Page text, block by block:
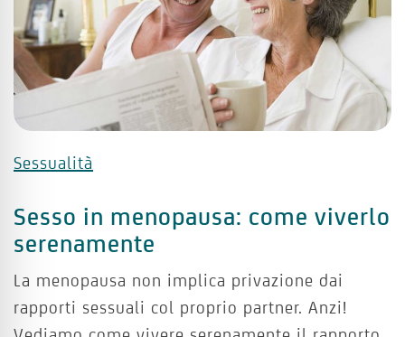
Sessualità
Sesso in menopausa: come viverlo
serenamente
La menopausa non implica privazione dai
rapporti sessuali col proprio partner. Anzi!